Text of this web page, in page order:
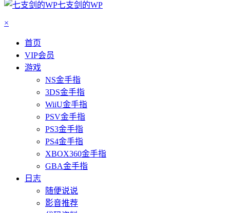
七支剑的WP
×
首页
VIP会员
游戏
NS金手指
3DS金手指
WiiU金手指
PSV金手指
PS3金手指
PS4金手指
XBOX360金手指
GBA金手指
日志
随便说说
影音推荐